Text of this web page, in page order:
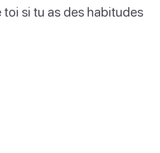
si tu as des habitudes